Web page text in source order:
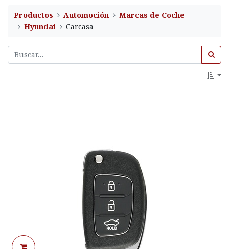
Productos Automoción
Marcas de Coche
Hyundai
Carcasa